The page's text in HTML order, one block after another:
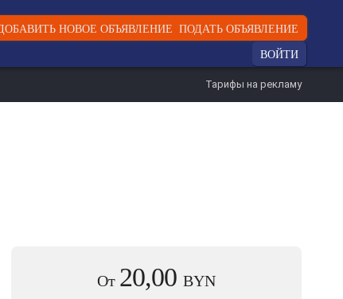
ПОДАТЬ ОБЪЯВЛЕНИЕ
ВОЙТИ
Тарифы на рекламу
От 20,00 BYN